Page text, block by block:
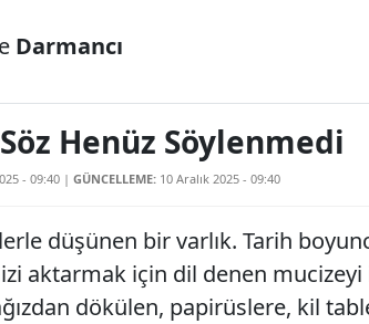
Darmancı
Henüz Söylenmedi
- 09:40 | GÜNCELLEME: 10 Aralık 2025 - 09:40
düşünen bir varlık. Tarih
aktarmak için dil denen
ağızdan dökülen, papirüslere, kil